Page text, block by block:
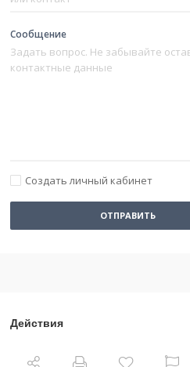
Сообщение
Создать личный кабинет
ОТПРАВИТЬ
Действия